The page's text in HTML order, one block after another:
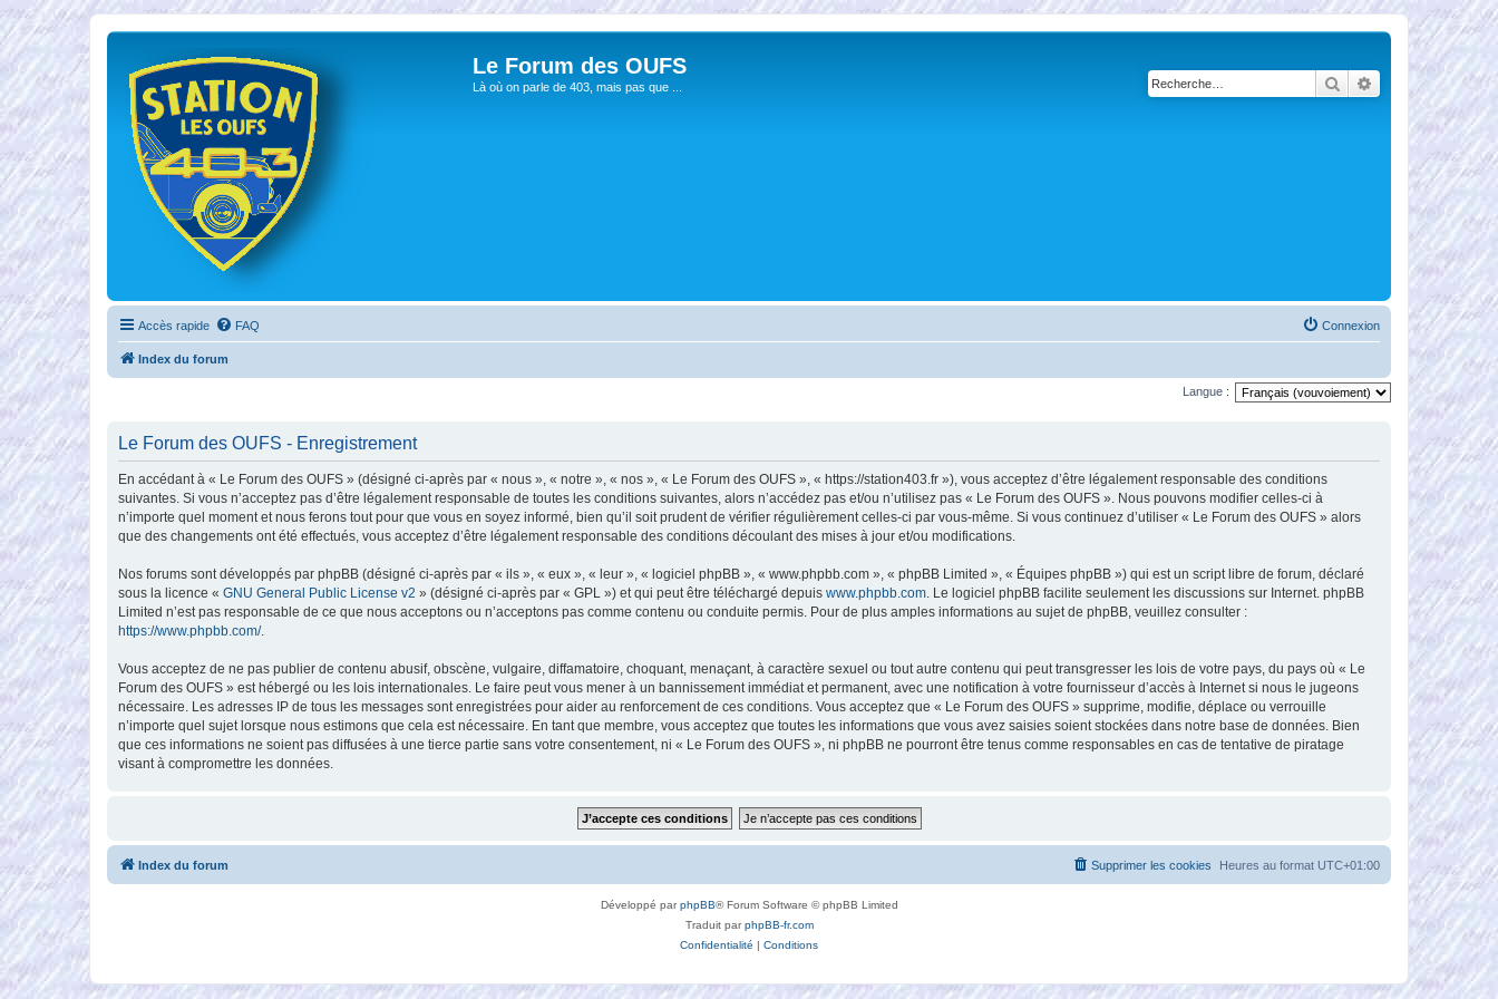
Le Forum des OUFS
Là où on parle de 403, mais pas que ... RechercherRecherche
Accès rapide FAQ Connexion
Index du forum
Langue :
Le Forum des OUFS - Enregistrement
En accédant à « Le Forum des OUFS » (désigné ci-après par « nous », « notre », « nos », « Le Forum des OUFS », « https://station403.fr »), vous acceptez d’être légalement responsable des conditions
suivantes. Si vous n’acceptez pas d’être légalement responsable de toutes les conditions suivantes, alors n’accédez pas et/ou n’utilisez pas « Le Forum des OUFS ». Nous pouvons modifier celles-ci à
n’importe quel moment et nous ferons tout pour que vous en soyez informé, bien qu’il soit prudent de vérifier régulièrement celles-ci par vous-même. Si vous continuez d’utiliser « Le Forum des OUFS » alors
que des changements ont été effectués, vous acceptez d’être légalement responsable des conditions découlant des mises à jour et/ou modifications.
Nos forums sont développés par phpBB (désigné ci-après par « ils », « eux », « leur », « logiciel phpBB », « www.phpbb.com », « phpBB Limited », « Équipes phpBB ») qui est un script libre de forum, déclaré
sous la licence « GNU General Public License v2 » (désigné ci-après par « GPL ») et qui peut être téléchargé depuis www.phpbb.com . Le logiciel phpBB facilite seulement les discussions sur Internet. phpBB
Limited n’est pas responsable de ce que nous acceptons ou n’acceptons pas comme contenu ou conduite permis. Pour de plus amples informations au sujet de phpBB, veuillez consulter :
https://www.phpbb.com/.
Vous acceptez de ne pas publier de contenu abusif, obscène, vulgaire, diffamatoire, choquant, menaçant, à caractère sexuel ou tout autre contenu qui peut transgresser les lois de votre pays, du pays où « Le
Forum des OUFS » est hébergé ou les lois internationales. Le faire peut vous mener à un bannissement immédiat et permanent, avec une notification à votre fournisseur d’accès à Internet si nous le jugeons
nécessaire. Les adresses IP de tous les messages sont enregistrées pour aider au renforcement de ces conditions. Vous acceptez que « Le Forum des OUFS » supprime, modifie, déplace ou verrouille
n’importe quel sujet lorsque nous estimons que cela est nécessaire. En tant que membre, vous acceptez que toutes les informations que vous avez saisies soient stockées dans notre base de données. Bien
que ces informations ne soient pas diffusées à une tierce partie sans votre consentement, ni « Le Forum des OUFS », ni phpBB ne pourront être tenus comme responsables en cas de tentative de piratage
visant à compromettre les données.
Index du forum Heures au format UTC+01:00
Supprimer les cookies
Développé parphpBB® Forum Software © phpBB Limited
Traduit parphpBB-fr.com
Confidentialité | Conditions